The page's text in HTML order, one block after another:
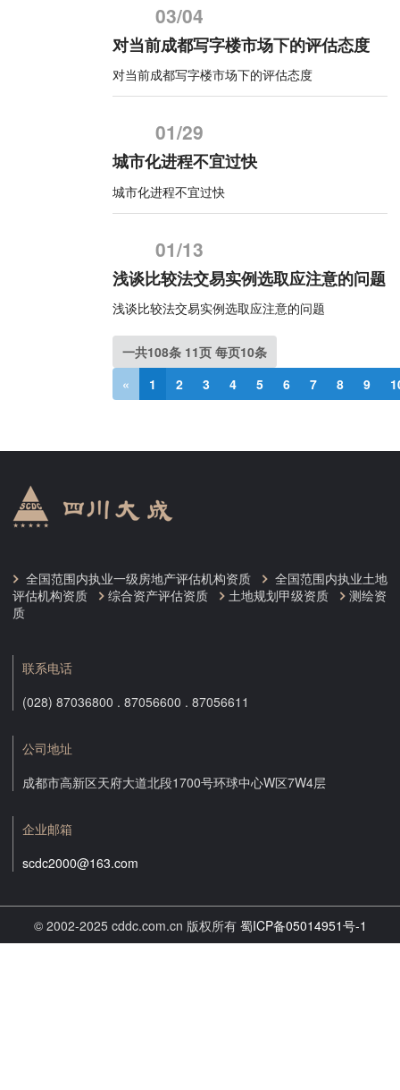
03/04
对当前成都写字楼市场下的评估态度
对当前成都写字楼市场下的评估态度
01/29
城市化进程不宜过快
城市化进程不宜过快
01/13
浅谈比较法交易实例选取应注意的问题
浅谈比较法交易实例选取应注意的问题
一共108条 11页 每页10条
«
1 2 3 4 5 6 7 8 9
全国范围内执业一级房地产评估机构资质
全国范围内执业土地
评估机构资质
综合资产评估资质 土地规划甲级资质
测绘资
质
联系电话
(028) 87036800 . 87056600 . 87056611
公司地址
成都市高新区天府大道北段1700号环球中心W区7W4层
企业邮箱
scdc2000@163.com
© 2002-2025 cddc.com.cn 版权所有 蜀ICP备05014951号-1